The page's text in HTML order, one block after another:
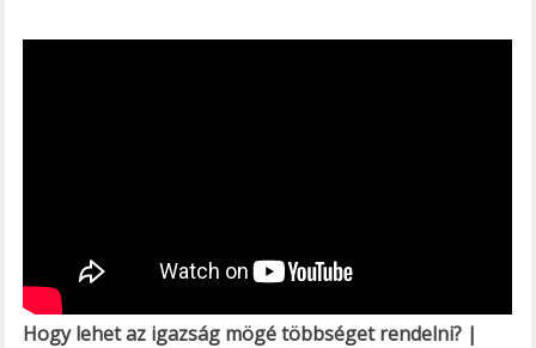
Hogy lehet az igazság mögé többséget rendelni? |